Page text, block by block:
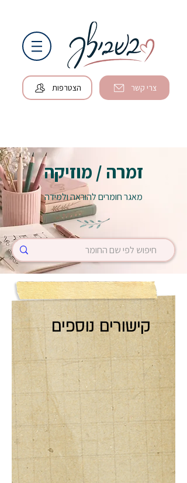
הצטרפות צרי קשר
זמרה / מוזיקה
מאגר חומרים להוראה ולמידה
קישורים נוספים